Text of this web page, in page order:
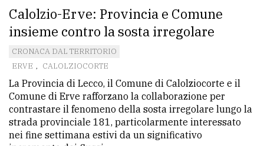
Calolzio-Erve: Provincia e Comune
insieme contro la sosta irregolare
CRONACA DAL TERRITORIO
ERVE , CALOLZIOCORTE
La Provincia di Lecco, il Comune di Calolziocorte e il
Comune di Erve rafforzano la collaborazione per
contrastare il fenomeno della sosta irregolare lungo la
strada provinciale 181, particolarmente interessato
nei fine settimana estivi da un significativo